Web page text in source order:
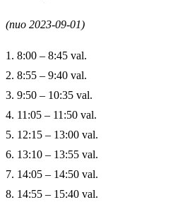
(nuo 2023-09-01)
1. 8:00 – 8:45 val.
2. 8:55 – 9:40 val.
3. 9:50 – 10:35 val.
4. 11:05 – 11:50 val.
5. 12:15 – 13:00 val.
6. 13:10 – 13:55 val.
7. 14:05 – 14:50 val.
8. 14:55 – 15:40 val.